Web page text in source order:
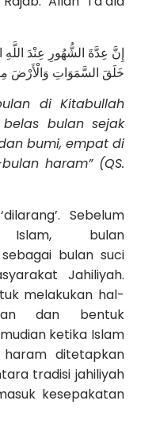
إِنَّ عِدَّةَ الشُّهُورِ عِنْدَ
خَلَقَ السَّمَوَاتِ وَالْأَرْضَ
di Kitabullah
bulan sejak
bumi, empat di
haram” (QS.
Sebelum
Islam, bulan
bulan suci
Jahiliyah.
melakukan hal-
dan bentuk
ketika Islam
ditetapkan
tradisi jahiliyah
kesepakatan